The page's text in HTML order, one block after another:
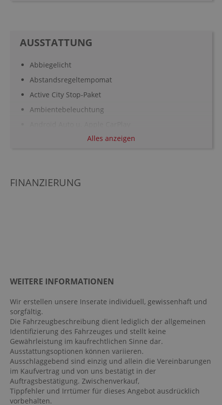
AUSSTATTUNG
Abbiegelicht
Abstandsregeltempomat
Active City Stop-Paket
Ambientebeleuchtung
Anhängerkupplung Kugel abnehmbar
Armauflage Fahrer/Beifahrer
beheizbare Frontscheibe
Berganfahrassistent
Bordcomputer
Dachreling: Schwarz
Digitaler Radioempfang DAB
Digitales Kombiinstrument
Einparkhilfe vorn und hinten: Park-Assistent
Elektr. Stabilitätsprogramm ESP
Alles anzeigen
FINANZIERUNG
WEITERE INFORMATIONEN
Wir erstellen unsere Inserate individuell, gewissenhaft und
sorgfältig.
Die Fahrzeugbeschreibung dient lediglich der allgemeinen
Identifizierung des Fahrzeuges und stellt keine
Gewährleistung im kaufrechtlichen Sinne dar.
Ausstattungsoptionen können variieren.
Ausschlaggebend sind einzig und allein die Vereinbarungen
im Kaufvertrag und von uns bestätigt in der
Auftragsbestätigung. Zwischenverkauf,
Tippfehler und Irrtümer für dieses Angebot ausdrücklich
vorbehalten.